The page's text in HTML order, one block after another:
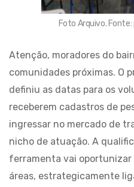
Foto Arquivo.
Atenção, moradores do
comunidades próximas. O
definiu as datas para os
receberem cadastros de
ingressar no mercado de
nicho de atuação. A
ferramenta vai
áreas, estrategicamente